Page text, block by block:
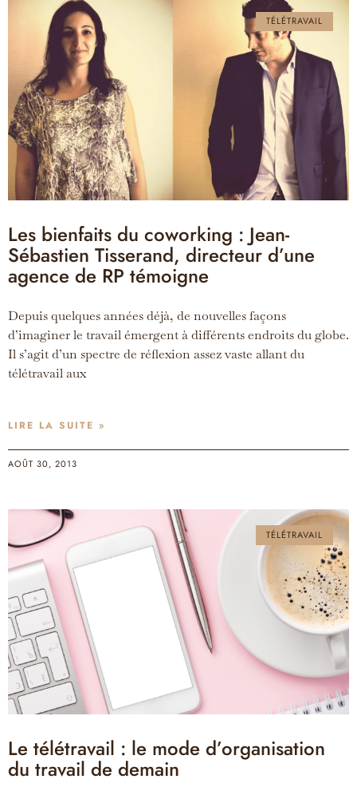
TÉLÉTRAVAIL
Les bienfaits du coworking : Jean-
Sébastien Tisserand, directeur d’une
agence de RP témoigne
Depuis quelques années déjà, de nouvelles façons
d’imaginer le travail émergent à différents endroits du globe.
Il s’agit d’un spectre de réflexion assez vaste allant du
télétravail aux
LIRE LA SUITE »
AOÛT 30, 2013
TÉLÉTRAVAIL
Le télétravail : le mode d’organisation
du travail de demain